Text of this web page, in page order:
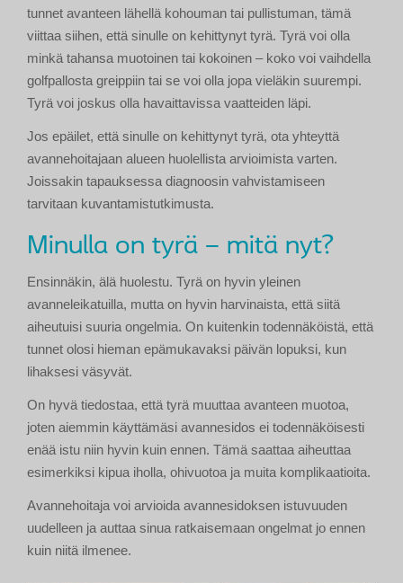
tunnet avanteen lähellä kohouman tai pullistuman, tämä
viittaa siihen, että sinulle on kehittynyt tyrä. Tyrä voi olla
minkä tahansa muotoinen tai kokoinen – koko voi vaihdella
golfpallosta greippiin tai se voi olla jopa vieläkin suurempi.
Tyrä voi joskus olla havaittavissa vaatteiden läpi.
Jos epäilet, että sinulle on kehittynyt tyrä, ota yhteyttä
avannehoitajaan alueen huolellista arvioimista varten.
Joissakin tapauksessa diagnoosin vahvistamiseen
tarvitaan kuvantamistutkimusta.
Minulla on tyrä – mitä nyt?
Ensinnäkin, älä huolestu. Tyrä on hyvin yleinen
avanneleikatuilla, mutta on hyvin harvinaista, että siitä
aiheutuisi suuria ongelmia. On kuitenkin todennäköistä, että
tunnet olosi hieman epämukavaksi päivän lopuksi, kun
lihaksesi väsyvät.
On hyvä tiedostaa, että tyrä muuttaa avanteen muotoa,
joten aiemmin käyttämäsi avannesidos ei todennäköisesti
enää istu niin hyvin kuin ennen. Tämä saattaa aiheuttaa
esimerkiksi kipua iholla, ohivuotoa ja muita komplikaatioita.
Avannehoitaja voi arvioida avannesidoksen istuvuuden
uudelleen ja auttaa sinua ratkaisemaan ongelmat jo ennen
kuin niitä ilmenee.